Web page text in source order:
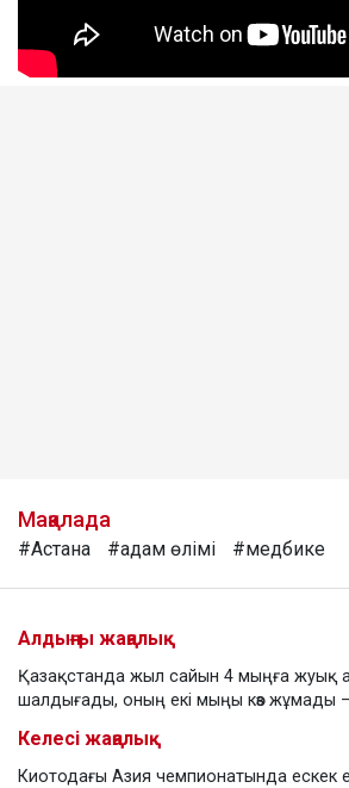
Мақалада
#Астана #адам өлімі #медбике
Алдыңғы жаңалық
Қазақстанда жыл сайын 4 мыңға жуық
шалдығады, оның екі мыңы көз жұмады
Келесі жаңалық
Киотодағы Азия чемпионатында ескек